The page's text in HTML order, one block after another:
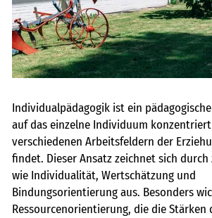
Individualpädagogik ist ein
auf das einzelne Individuum
verschiedenen Arbeitsfeldern der
findet. Dieser Ansatz zeichnet sich
wie Individualität, Wertschätzung und
Bindungsorientierung aus. Besonders
Ressourcenorientierung, die die Stärken